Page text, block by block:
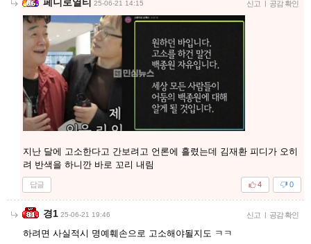
25-06-21 14:15 신고 | 공감 확인
지난 달에 고소한다고 간보려고 언론에 흘렸는데 김재환 피디가 오히
려 반색을 하니깐 바로 꼬리 내림
답글 0
4
경1 25-06-21 19:46 신고 | 공감 확인
하려면 사실적시 명예훼손으로 고소해야될지도 ㅋㅋ